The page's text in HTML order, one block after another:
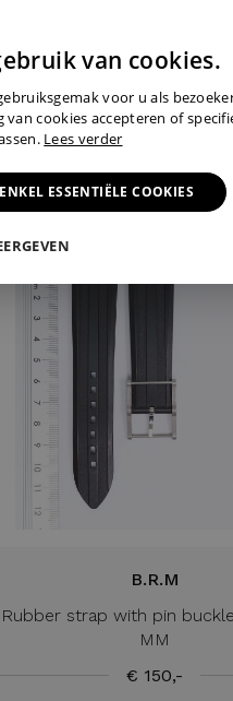
BREITLING
Beige Leather Strap 22
B.R.M
Rubber strap with pin
MM
€ 150,-
van cookies.
voor u als
cookies accepteren of
Lees verder
ENKEL ESSENTIËLE COOKIES